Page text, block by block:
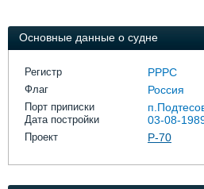
Выставки и семинары
Личности
Словарь
Основные данные о судне
Регистр РРРС
Флаг Россия
Порт приписки
Дата постройки 03-08-
Проект Р-70